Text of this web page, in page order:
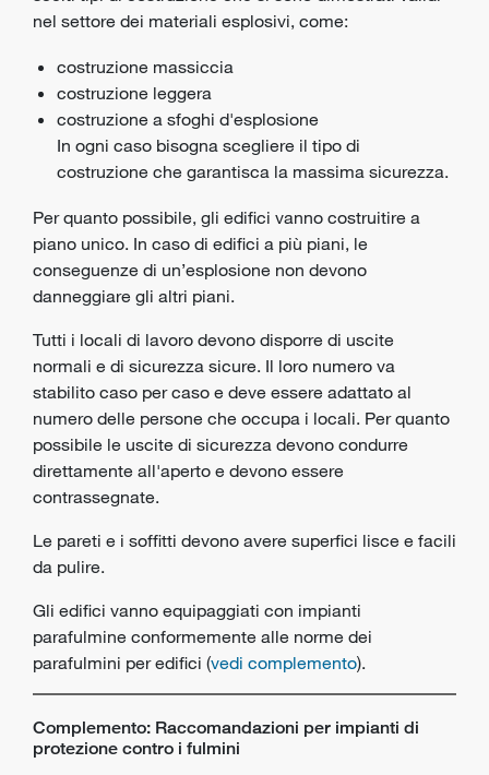
nel settore dei materiali esplosivi, come:
costruzione massiccia
costruzione leggera
costruzione a sfoghi d'esplosione
In ogni caso bisogna scegliere il tipo di
costruzione che garantisca la massima sicurezza.
Per quanto possibile, gli edifici vanno costruitire a
piano unico. In caso di edifici a più piani, le
conseguenze di un’esplosione non devono
danneggiare gli altri piani.
Tutti i locali di lavoro devono disporre di uscite
normali e di sicurezza sicure. Il loro numero va
stabilito caso per caso e deve essere adattato al
numero delle persone che occupa i locali. Per quanto
possibile le uscite di sicurezza devono condurre
direttamente all'aperto e devono essere
contrassegnate.
Le pareti e i soffitti devono avere superfici lisce e facili
da pulire.
Gli edifici vanno equipaggiati con impianti
parafulmine conformemente alle norme dei
parafulmini per edifici (vedi complemento).
Complemento: Raccomandazioni per impianti di
protezione contro i fulmini